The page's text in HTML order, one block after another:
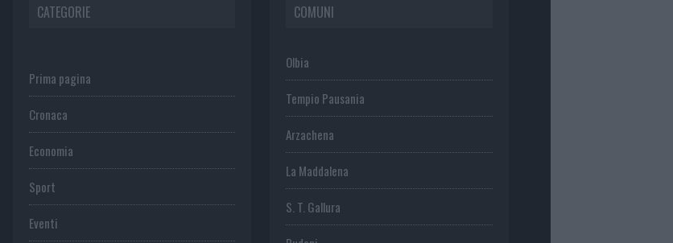
CATEGORIE
Prima pagina
Cronaca
Economia
Sport
Eventi
COMUNI
Olbia
Tempio Pausania
Arzachena
La Maddalena
S. T. Gallura